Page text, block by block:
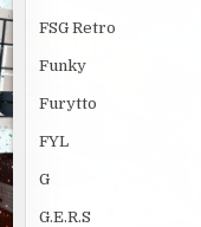
FSG Retro
Funky
Furytto
FYL
G
G.E.R.S